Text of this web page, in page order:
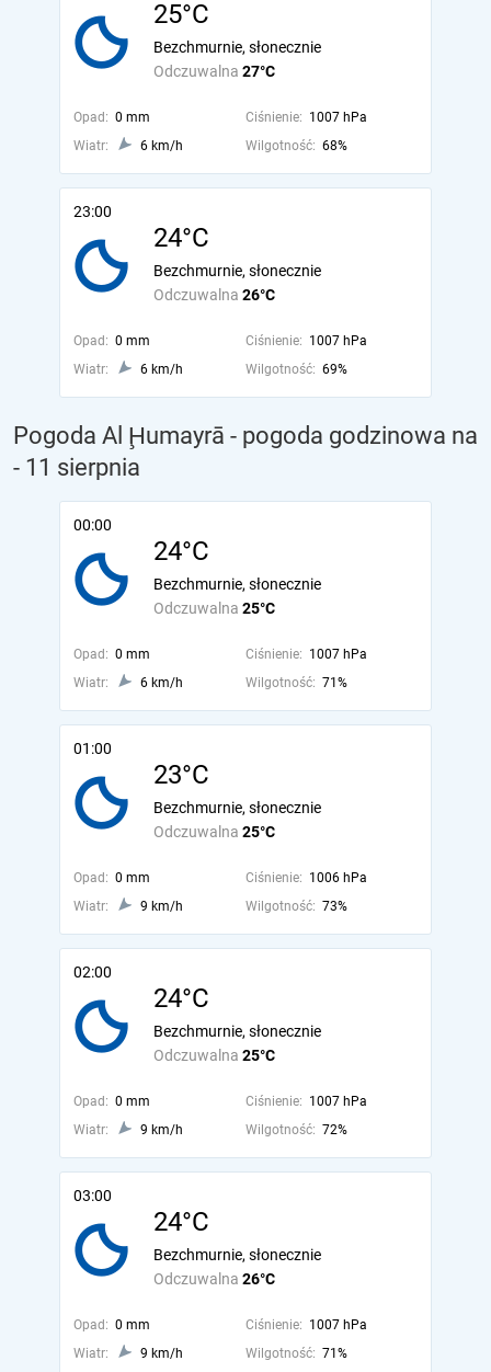
25°C
Odczuwalna 27°C
Bezchmurnie, słonecznie
Opad: 0 mm Ciśnienie: 1007 hPa
Wiatr:
6 km/h Wilgotność: 68%
23:00
24°C
Odczuwalna 26°C
Bezchmurnie, słonecznie
Opad: 0 mm Ciśnienie: 1007 hPa
Wiatr:
6 km/h Wilgotność: 69%
Pogoda Al Ḩumayrā - pogoda godzinowa na
- 11 sierpnia
00:00
24°C
Odczuwalna 25°C
Bezchmurnie, słonecznie
Opad: 0 mm Ciśnienie: 1007 hPa
Wiatr:
6 km/h Wilgotność: 71%
01:00
23°C
Odczuwalna 25°C
Bezchmurnie, słonecznie
Opad: 0 mm Ciśnienie: 1006 hPa
Wiatr:
9 km/h Wilgotność: 73%
02:00
24°C
Odczuwalna 25°C
Bezchmurnie, słonecznie
Opad: 0 mm Ciśnienie: 1007 hPa
Wiatr:
9 km/h Wilgotność: 72%
03:00
24°C
Odczuwalna 26°C
Bezchmurnie, słonecznie
Opad: 0 mm Ciśnienie: 1007 hPa
Wiatr:
9 km/h Wilgotność: 71%